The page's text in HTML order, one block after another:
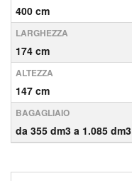
400 cm
LARGHEZZA
174 cm
ALTEZZA
147 cm
BAGAGLIAIO
da 355 dm3 a 1.085 dm3